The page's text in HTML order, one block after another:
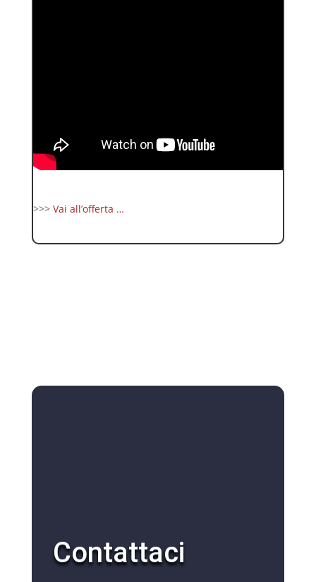
>>> Vai all’offerta …
Contattaci